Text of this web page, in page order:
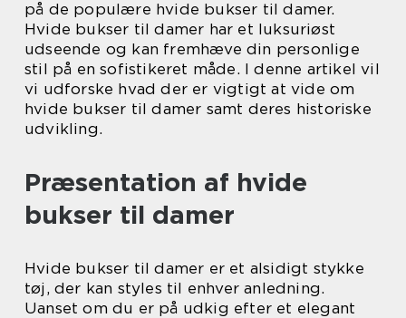
på de populære hvide bukser til damer.
Hvide bukser til damer har et luksuriøst
udseende og kan fremhæve din personlige
stil på en sofistikeret måde. I denne artikel vil
vi udforske hvad der er vigtigt at vide om
hvide bukser til damer samt deres historiske
udvikling.
Præsentation af hvide
bukser til damer
Hvide bukser til damer er et alsidigt stykke
tøj, der kan styles til enhver anledning.
Uanset om du er på udkig efter et elegant